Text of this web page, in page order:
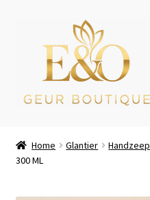
navigatie
inhoud
Winkel
Home Glantier Handzeep
300 ML